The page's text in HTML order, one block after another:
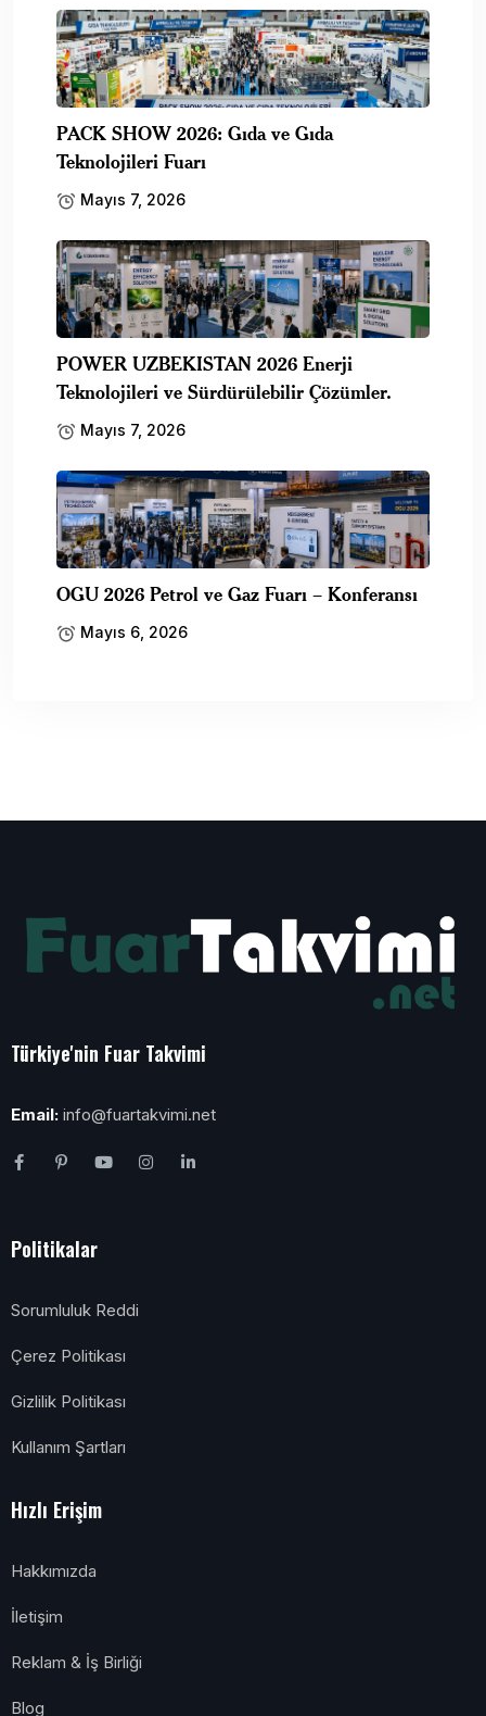
PACK SHOW 2026: Gıda ve Gıda
Teknolojileri Fuarı
Mayıs 7, 2026
POWER UZBEKISTAN 2026 Enerji
Teknolojileri ve Sürdürülebilir Çözümler.
Mayıs 7, 2026
OGU 2026 Petrol ve Gaz Fuarı – Konferansı
Mayıs 6, 2026
Türkiye'nin Fuar Takvimi
Email: info@fuartakvimi.net
Politikalar
Sorumluluk Reddi
Çerez Politikası
Gizlilik Politikası
Kullanım Şartları
Hızlı Erişim
Hakkımızda
İletişim
Reklam & İş Birliği
Blog